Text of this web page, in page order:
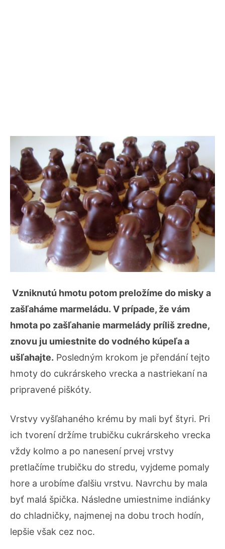
Vzniknutú hmotu potom preložíme do misky a
zašľaháme marmeládu. V prípade, že vám
hmota po zašľahanie marmelády príliš zredne,
znovu ju umiestnite do vodného kúpeľa a
ušľahajte. Posledným krokom je přendání tejto
hmoty do cukrárskeho vrecka a nastriekaní na
pripravené piškóty.
Vrstvy vyšľahaného krému by mali byť štyri. Pri
ich tvorení držíme trubičku cukrárskeho vrecka
vždy kolmo a po nanesení prvej vrstvy
pretlačíme trubičku do stredu, vyjdeme pomaly
hore a urobíme ďalšiu vrstvu. Navrchu by mala
byť malá špička. Následne umiestnime indiánky
do chladničky, najmenej na dobu troch hodín,
lepšie však cez noc.